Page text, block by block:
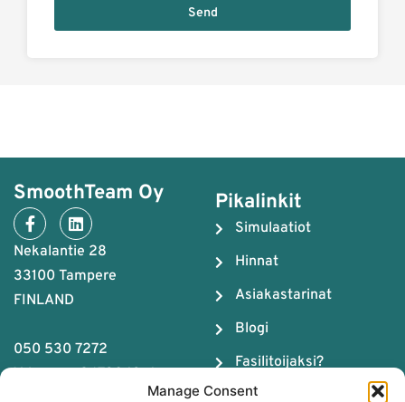
Manage Consent
Send
SmoothTeam Oy
Nekalantie 28
33100 Tampere
FINLAND
050 530 7272
Pikalinkit
Simulaatiot
Hinnat
Asiakastarinat
Blogi
Fasilitoijaksi?
Meistä